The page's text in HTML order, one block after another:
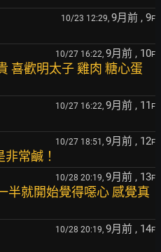
10/23 12:29, 9月前 , 9F
10/27 16:22, 9月前 , 10F
喜歡明太子 雞肉 糖心蛋
10/27 16:22, 9月前 , 11 F
10/27 18:51, 9月前 , 12F
常鹹！
10/28 20:19, 9月前 , 13F
半就開始覺得噁心 感覺真
10/28 20:19, 9月前 , 14F